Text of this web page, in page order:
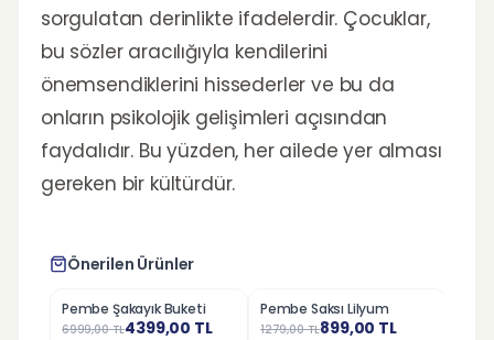
sorgulatan derinlikte ifadelerdir. Çocuklar,
bu sözler aracılığıyla kendilerini
önemsendiklerini hissederler ve bu da
onların psikolojik gelişimleri açısından
faydalıdır. Bu yüzden, her ailede yer alması
gereken bir kültürdür.
Önerilen Ürünler
%37
Pembe Şakayık Buketi
6999,00TL4399,00 TL
%30
Pembe Saksı Lilyum
1279,00TL899,00 TL